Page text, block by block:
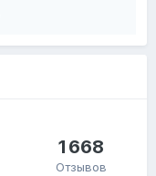
1 668
Отзывов